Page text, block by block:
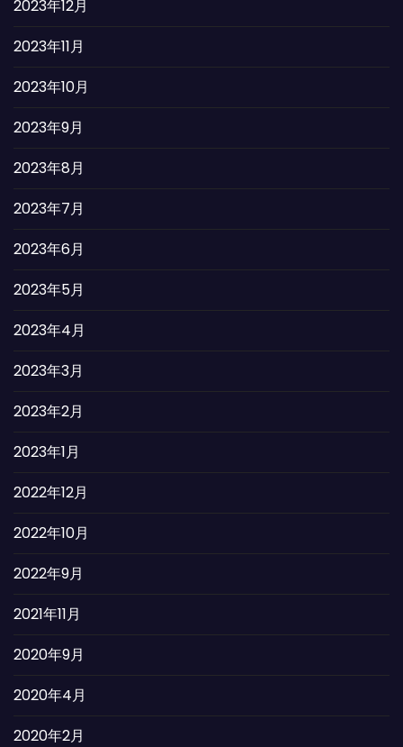
2023年12月
2023年11月
2023年10月
2023年9月
2023年8月
2023年7月
2023年6月
2023年5月
2023年4月
2023年3月
2023年2月
2023年1月
2022年12月
2022年10月
2022年9月
2021年11月
2020年9月
2020年4月
2020年2月